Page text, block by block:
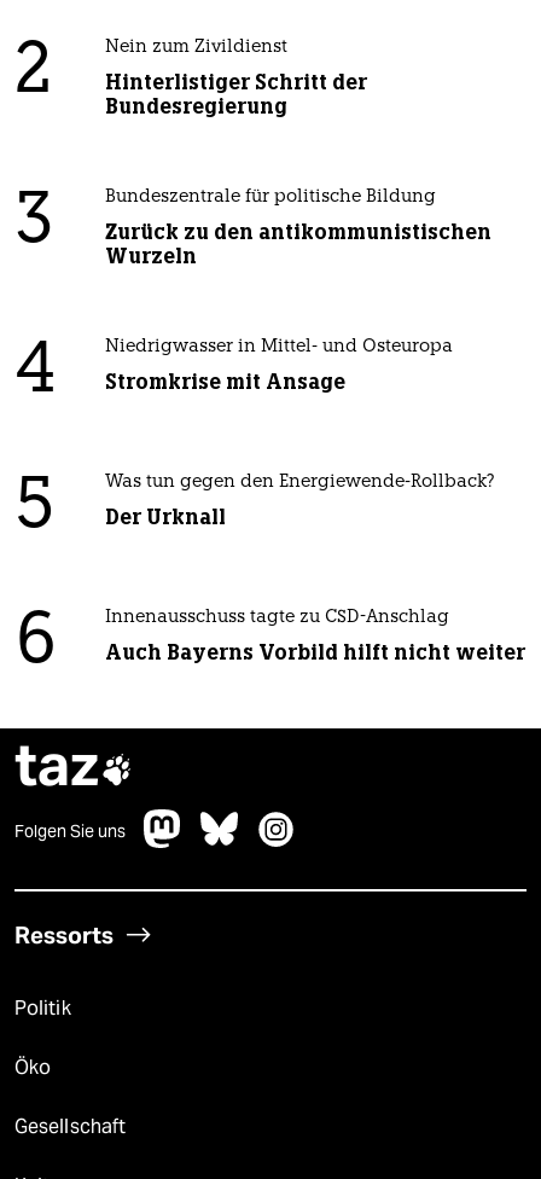
2 Nein zum Zivildienst
Hinterlistiger Schritt der
Bundesregierung
3 Bundeszentrale für politische Bildung
Zurück zu den antikommunistischen
Wurzeln
4 Niedrigwasser in Mittel- und Osteuropa
Stromkrise mit Ansage
5 Was tun gegen den Energiewende-Rollback?
Der Urknall
6 Innenausschuss tagte zu CSD-Anschlag
Auch Bayerns Vorbild hilft nicht weiter
taz
Folgen Sie uns
Ressorts
Politik
Öko
Gesellschaft